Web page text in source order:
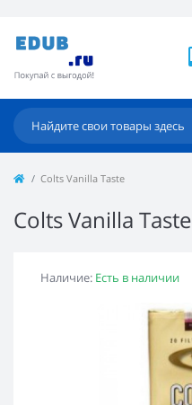
Colts Vanilla Taste
Colts Vanilla Taste
Наличие: Есть в наличии